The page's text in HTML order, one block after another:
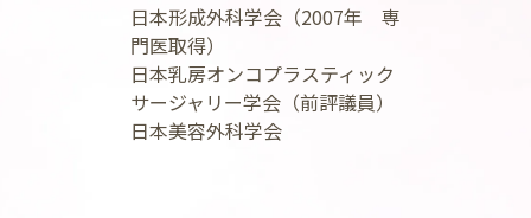
日本形成外科学会（2007年 専
門医取得）
日本乳房オンコプラスティック
サージャリー学会（前評議員）
日本美容外科学会